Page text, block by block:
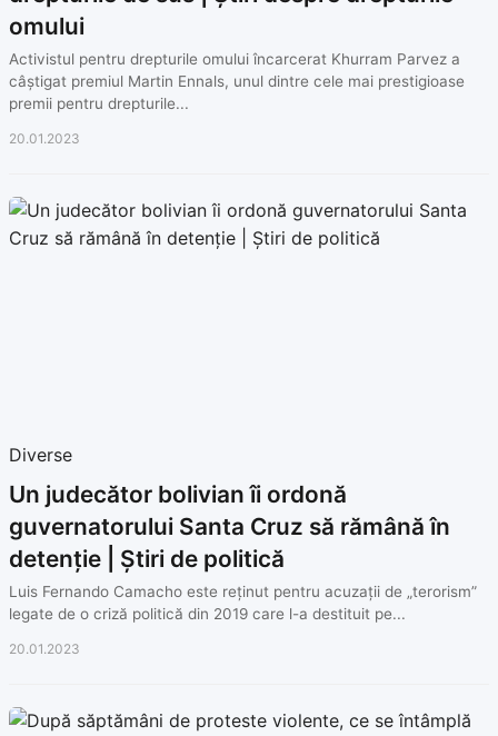
omului
Activistul pentru drepturile omului încarcerat Khurram Parvez a
câștigat premiul Martin Ennals, unul dintre cele mai prestigioase
premii pentru drepturile...
20.01.2023
Diverse
Un judecător bolivian îi ordonă
guvernatorului Santa Cruz să rămână în
detenție | Știri de politică
Luis Fernando Camacho este reținut pentru acuzații de „terorism”
legate de o criză politică din 2019 care l-a destituit pe...
20.01.2023